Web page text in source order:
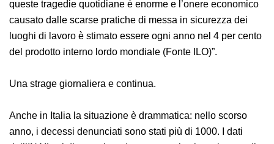
umano di queste tragedie quotidiane è enorme e
l’onere economico causato dalle scarse pratiche di
messa in sicurezza dei luoghi di lavoro è stimato essere
ogni anno nel 4 per cento del prodotto interno lordo
Anche in Italia la situazione è drammatica: nello scorso